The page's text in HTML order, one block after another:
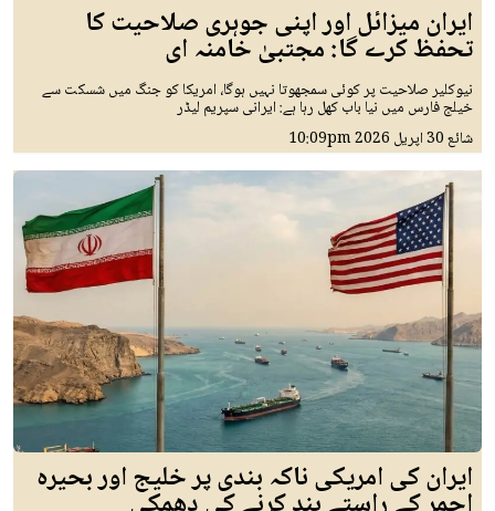
ایران میزائل اور اپنی جوہری صلاحیت کا
تحفظ کرے گا: مجتبیٰ خامنہ ای
نیوکلیر صلاحیت پر کوئی سمجھوتا نہیں ہوگا، امریکا کو جنگ میں شسکت سے
خیلج فارس میں نیا باب کھل رہا ہے: ایرانی سپریم لیڈر
شائع30 اپريل 2026 10:09pm
ایران کی امریکی ناکہ بندی پر خلیج اور بحیرہ